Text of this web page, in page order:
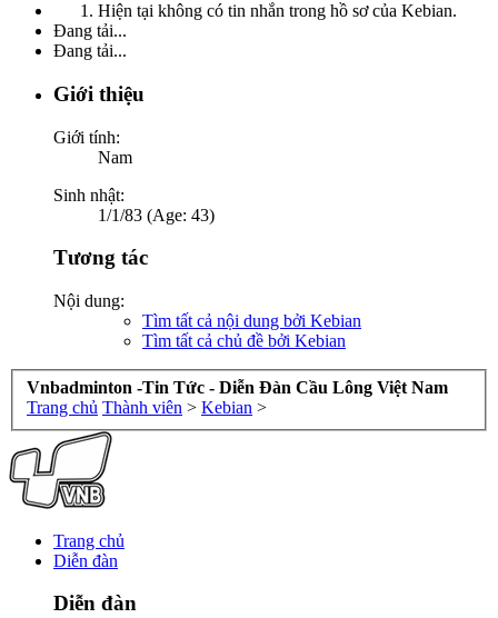
Hiện tại không có tin nhắn trong hồ sơ của Kebian.
Đang tải...
Đang tải...
Giới thiệu
Giới tính:
Nam
Sinh nhật:
1/1/83 (Age: 43)
Tương tác
Nội dung:
Tìm tất cả nội dung bởi Kebian
Tìm tất cả chủ đề bởi Kebian
Vnbadminton -Tin Tức - Diễn Đàn Cầu Lông Việt Nam
Trang chủ Thành viên > Kebian >
Trang chủ
Diễn đàn
Diễn đàn